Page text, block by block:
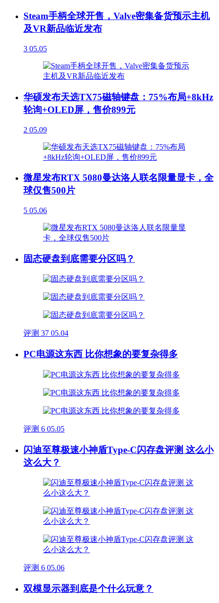
Steam手柄全球开售，Valve密集备货预示主机
及VR新品临近发布
3 05.05
华硕发布天选TX75磁轴键盘：75%布局+8kHz
轮询+OLED屏，售价899元
2 05.09
微星发布RTX 5080曼达洛人联名限量显卡，全
球仅售500片
5 05.06
固态硬盘到底需要分区吗？
评测 37 05.04
PC电源这东西 比你想象的要复杂得多
评测 6 05.05
闪迪至尊极速小神盾Type-C闪存盘评测 这么小
这么大？
评测 6 05.06
双模显示器到底是个什么玩意？